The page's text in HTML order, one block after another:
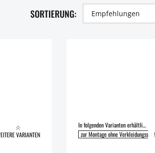
SORTIERUNG:
zur Montage mit Verkleidungsschutzbügel
VARIANTEN
In folgenden Varianten erhältlich:
zur Montage ohne